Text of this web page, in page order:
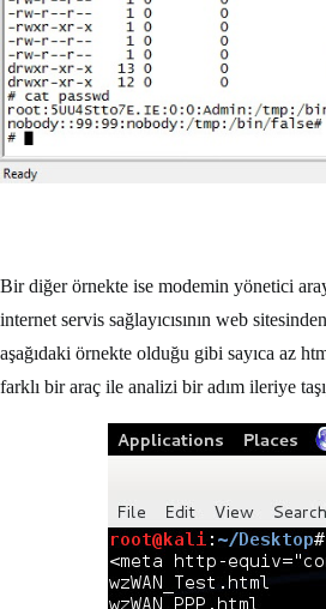
Bir diğer örnekte ise modemin yönetici
internet servis sağlayıcısının web
aşağıdaki örnekte olduğu gibi sayıca az
farklı bir araç ile analizi bir adım ileriye